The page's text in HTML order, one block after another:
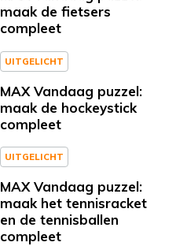
maak de fietsers
compleet
UITGELICHT
MAX Vandaag puzzel:
maak de hockeystick
compleet
UITGELICHT
MAX Vandaag puzzel:
maak het tennisracket
en de tennisballen
compleet